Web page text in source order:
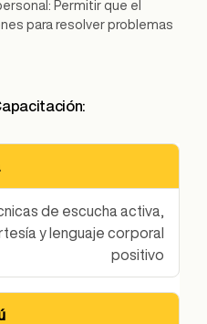
Permitir que el
para resolver problemas
de escucha activa,
y lenguaje corporal
positivo